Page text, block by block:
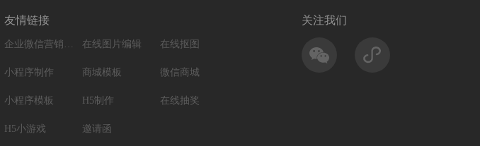
友情链接
企业微信营销系统 在线图片编辑 在线抠图
小程序制作 商城模板 微信商城
小程序模板 H5制作 在线抽奖
H5小游戏 邀请函
关注我们